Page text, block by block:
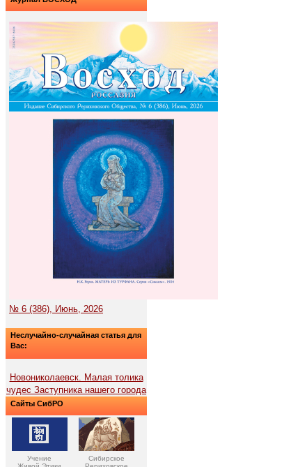
№ 6 (386), Июнь, 2026
Неслучайно-случайная статья для
Вас:
Новониколаевск. Малая толика
чудес Заступника нашего города
Сайты СибРО
Учение
Сибирское